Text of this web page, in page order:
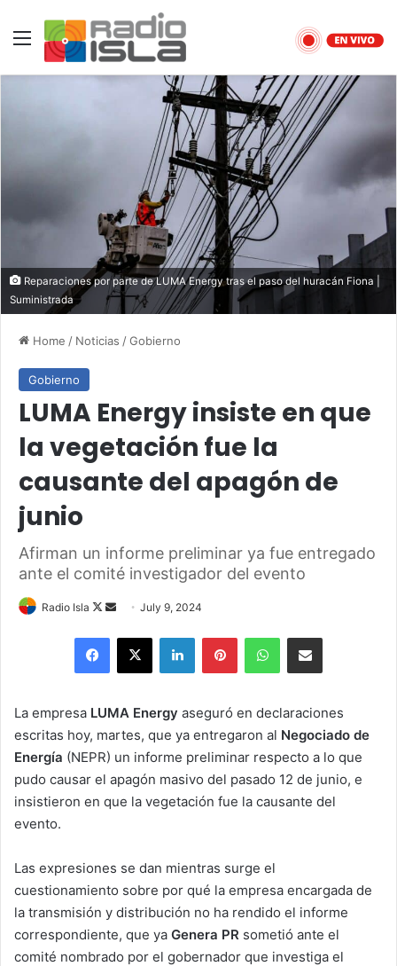
Menu
Reparaciones por parte de LUMA Energy tras el paso del huracán Fiona |
Suministrada
Home / Noticias /Gobierno
Gobierno
LUMA Energy insiste en que
la vegetación fue la
causante del apagón de
junio
Afirman un informe preliminar ya fue entregado
ante el comité investigador del evento
Radio Isla
Follow
Send
email
July 9, 2024
Facebook
X LinkedInPinterestWhatsAppShare via Email
La empresa LUMA Energy aseguró en declaraciones
escritas hoy, martes, que ya entregaron al Negociado de
Energía (NEPR) un informe preliminar respecto a lo que
pudo causar el apagón masivo del pasado 12 de junio, e
insistieron en que la vegetación fue la causante del
evento.
Las expresiones se dan mientras surge el
cuestionamiento sobre por qué la empresa encargada de
la transmisión y distribución no ha rendido el informe
correspondiente, que ya Genera PR sometió ante el
comité nombrado por el gobernador que investiga el